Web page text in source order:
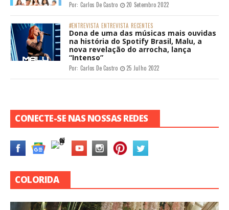
Por: Carlos De Castro 20 Setembro 2022
#ENTREVISTA ENTREVISTA RECENTES
Dona de uma das músicas mais ouvidas
na história do Spotify Brasil, Malu, a
nova revelação do arrocha, lança
“Intenso”
Por: Carlos De Castro 25 Julho 2022
CONECTE-SE NAS NOSSAS REDES
COLORIDA